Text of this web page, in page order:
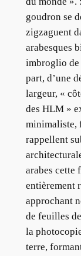
goudron se
zigzaguent
arabesques
imbroglio de
part, d’une
largeur, «
des HLM »
minimaliste,
rappellent
arabes cette
entièrement
approchant
de feuilles
la
terre,